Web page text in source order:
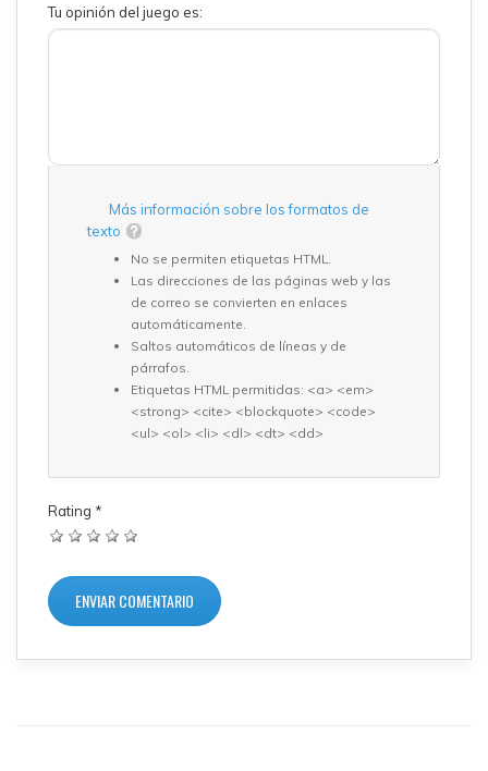
Tu opinión del juego es:
Más información sobre los formatos de
texto
No se permiten etiquetas HTML.
Las direcciones de las páginas web y las
de correo se convierten en enlaces
automáticamente.
Saltos automáticos de líneas y de
párrafos.
Etiquetas HTML permitidas: <a> <em>
<strong> <cite> <blockquote> <code>
<ul> <ol> <li> <dl> <dt> <dd>
Rating *